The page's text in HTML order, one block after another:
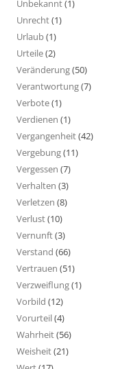
Unbekannt(1)
Unrecht(1)
Urlaub(1)
Urteile(2)
Veränderung(50)
Verantwortung(7)
Verbote(1)
Verdienen (1)
Vergangenheit(42)
Vergebung(11)
Vergessen (7)
Verhalten (3)
Verletzen (8)
Verlust(10)
Vernunft(3)
Verstand (66)
Vertrauen (51)
Verzweiflung(1)
Vorbild (12)
Vorurteil(4)
Wahrheit(56)
Weisheit(21)